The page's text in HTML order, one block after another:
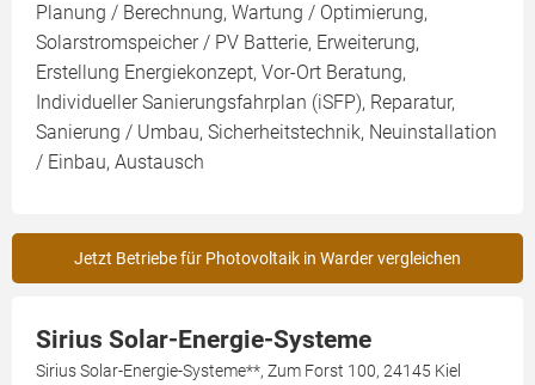
Planung / Berechnung, Wartung / Optimierung,
Solarstromspeicher / PV Batterie, Erweiterung,
Erstellung Energiekonzept, Vor-Ort Beratung,
Individueller Sanierungsfahrplan (iSFP), Reparatur,
Sanierung / Umbau, Sicherheitstechnik, Neuinstallation
/ Einbau, Austausch
Jetzt Betriebe für Photovoltaik in Warder vergleichen
Sirius Solar-Energie-Systeme
Sirius Solar-Energie-Systeme**, Zum Forst 100, 24145 Kiel